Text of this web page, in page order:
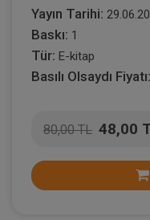
Yayın Tarihi:
Baskı: 1
Tür: E-kitap
Basılı Olsaydı Fiyatı:
80,00 TL 48,00